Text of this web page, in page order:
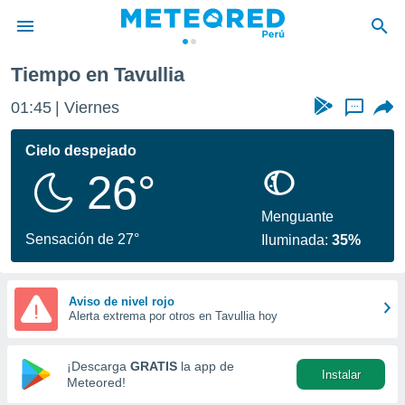
de
ha sido
calidad.
a este
las
y
forma
digital
basada
Tiempo en Tavullia
01:45 Viernes ...
Cielo despejado
26°
Sensación de 27°
Menguante
Iluminada:35%
Aviso de nivel rojo
Alerta extrema por otros en Tavullia hoy
¡Descarga GRATIS la app de
Meteored!
Instalar